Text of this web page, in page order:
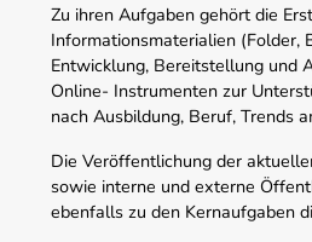
Zu ihren Aufgaben gehört die
Informationsmaterialien (Folder,
Entwicklung, Bereitstellung und
Online- Instrumenten zur
nach Ausbildung, Beruf, Trends
Die Veröffentlichung der
sowie interne und externe
ebenfalls zu den Kernaufgaben